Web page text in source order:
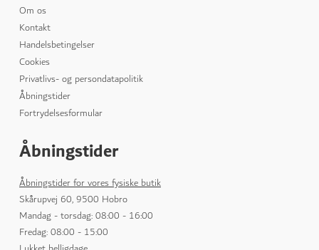
Om os
Kontakt
Handelsbetingelser
Cookies
Privatlivs- og persondatapolitik
Åbningstider
Fortrydelsesformular
Åbningstider
Åbningstider for vores fysiske butik
Skårupvej 60, 9500 Hobro
Mandag - torsdag: 08:00 - 16:00
Fredag: 08:00 - 15:00